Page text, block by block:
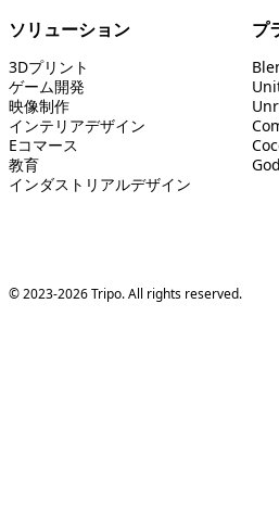
ソリューション
3Dプリント
ゲーム開発
映像制作
インテリアデザイン
Eコマース
教育
インダストリアルデザイン
プ
© 2023-2026 Tripo. All rights reserved.